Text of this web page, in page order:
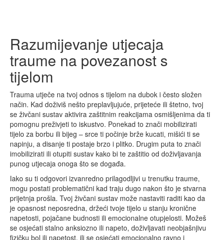
Razumijevanje utjecaja
traume na povezanost s
tijelom
Trauma utječe na tvoj odnos s tijelom na dubok i često složen
način. Kad doživiš nešto preplavljujuće, prijeteće ili štetno, tvoj
se živčani sustav aktivira zaštitnim reakcijama osmišljenima da ti
pomognu preživjeti to iskustvo. Ponekad to znači mobilizirati
tijelo za borbu ili bijeg – srce ti počinje brže kucati, mišići ti se
napinju, a disanje ti postaje brzo i plitko. Drugim puta to znači
imobilizirati ili otupiti sustav kako bi te zaštitio od doživljavanja
punog utjecaja onoga što se događa.
Iako su ti odgovori izvanredno prilagodljivi u trenutku traume,
mogu postati problematični kad traju dugo nakon što je stvarna
prijetnja prošla. Tvoj živčani sustav može nastaviti raditi kao da
je opasnost neposredna, držeći tvoje tijelo u stanju kronične
napetosti, pojačane budnosti ili emocionalne otupjelosti. Možeš
se osjećati stalno anksiozno ili napeto, doživljavati neobjašnjivu
fizičku bol ili napetost, ili se osjećati emocionalno ravno i